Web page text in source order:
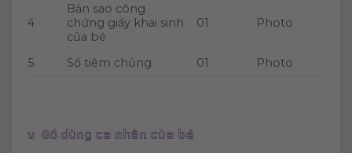
4
Bản sao công
chứng giấy khai sinh
của bé
01 Photo
5 Sổ tiêm chủng 01 Photo
v Đồ dùng ca nhân của bé